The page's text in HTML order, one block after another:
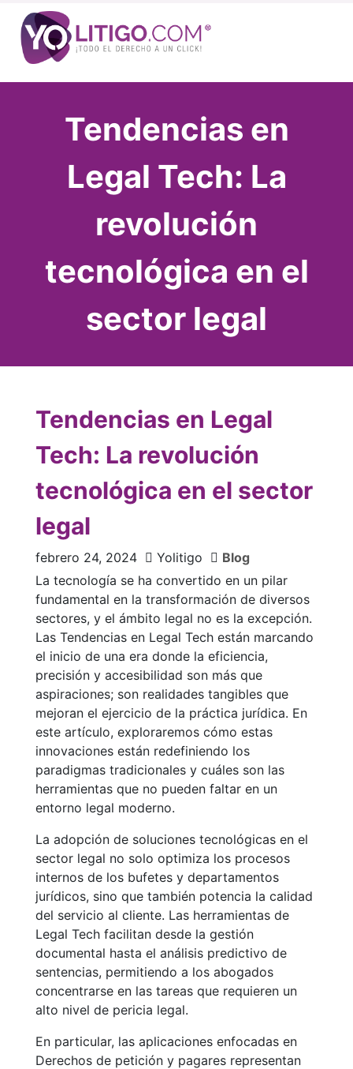
Tendencias en
Legal Tech: La
revolución
tecnológica en el
sector legal
Tendencias en Legal
Tech: La revolución
tecnológica en el sector
legal
febrero 24, 2024 Yolitigo
Blog
La tecnología se ha convertido en un pilar
fundamental en la transformación de diversos
sectores, y el ámbito legal no es la excepción.
Las Tendencias en Legal Tech están marcando
el inicio de una era donde la eficiencia,
precisión y accesibilidad son más que
aspiraciones; son realidades tangibles que
mejoran el ejercicio de la práctica jurídica. En
este artículo, exploraremos cómo estas
innovaciones están redefiniendo los
paradigmas tradicionales y cuáles son las
herramientas que no pueden faltar en un
entorno legal moderno.
La adopción de soluciones tecnológicas en el
sector legal no solo optimiza los procesos
internos de los bufetes y departamentos
jurídicos, sino que también potencia la calidad
del servicio al cliente. Las herramientas de
Legal Tech facilitan desde la gestión
documental hasta el análisis predictivo de
sentencias, permitiendo a los abogados
concentrarse en las tareas que requieren un
alto nivel de pericia legal.
En particular, las aplicaciones enfocadas en
Derechos de petición y pagares representan